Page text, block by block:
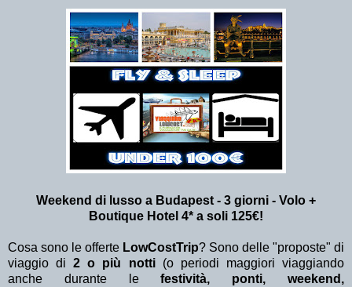
Weekend di lusso a Budapest - 3 giorni - Volo +
Boutique Hotel 4* a soli 125€!
Cosa sono le offerte LowCostTrip? Sono delle "proposte" di
viaggio di2 o più notti (o periodi maggiori viaggiando
anche durante lefestività, ponti, weekend,